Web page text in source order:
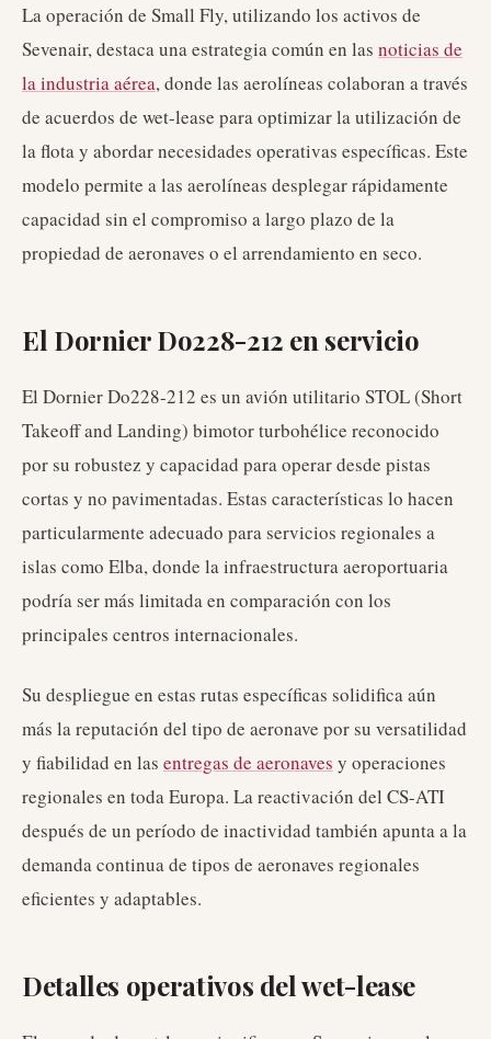
La operación de Small Fly, utilizando los activos de
Sevenair, destaca una estrategia común en las noticias de
la industria aérea, donde las aerolíneas colaboran a través
de acuerdos de wet-lease para optimizar la utilización de
la flota y abordar necesidades operativas específicas. Este
modelo permite a las aerolíneas desplegar rápidamente
capacidad sin el compromiso a largo plazo de la
propiedad de aeronaves o el arrendamiento en seco.
El Dornier Do228-212 en servicio
El Dornier Do228-212 es un avión utilitario STOL (Short
Takeoff and Landing) bimotor turbohélice reconocido
por su robustez y capacidad para operar desde pistas
cortas y no pavimentadas. Estas características lo hacen
particularmente adecuado para servicios regionales a
islas como Elba, donde la infraestructura aeroportuaria
podría ser más limitada en comparación con los
principales centros internacionales.
Su despliegue en estas rutas específicas solidifica aún
más la reputación del tipo de aeronave por su versatilidad
y fiabilidad en las entregas de aeronaves y operaciones
regionales en toda Europa. La reactivación del CS-ATI
después de un período de inactividad también apunta a la
demanda continua de tipos de aeronaves regionales
eficientes y adaptables.
Detalles operativos del wet-lease